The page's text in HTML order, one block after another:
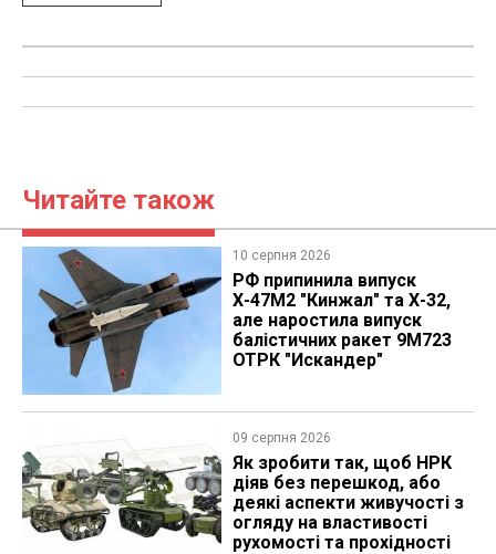
Читайте також
10 серпня 2026
РФ припинила випуск
Х-47М2 "Кинжал" та Х-32,
але наростила випуск
балістичних ракет 9М723
ОТРК "Искандер"
09 серпня 2026
Як зробити так, щоб НРК
діяв без перешкод, або
деякі аспекти живучості з
огляду на властивості
рухомості та прохідності